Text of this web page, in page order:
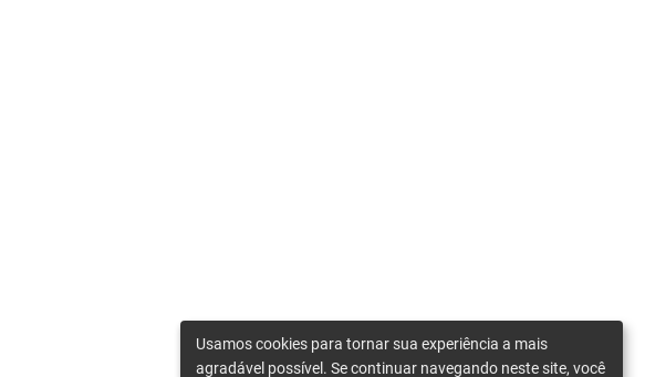
Usamos cookies para tornar sua experiência a mais
agradável possível. Se continuar navegando neste site, você